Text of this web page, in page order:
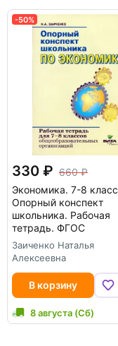
-50%
330
660
Экономика. 7-8
Опорный конспект
школьника. Рабочая
тетрадь. ФГОС
Заиченко Наталья
Алексеевна
В корзину
8 августа (Сб)